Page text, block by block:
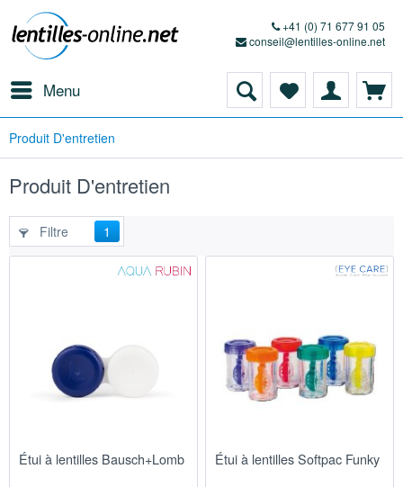
+41 (0) 71 677 91 05
conseil@lentilles-online.net
Menu
Produit D'entretien
Produit D'entretien
Filtre 1
Étui à lentilles Bausch+Lomb Étui à lentilles Softpac Funky